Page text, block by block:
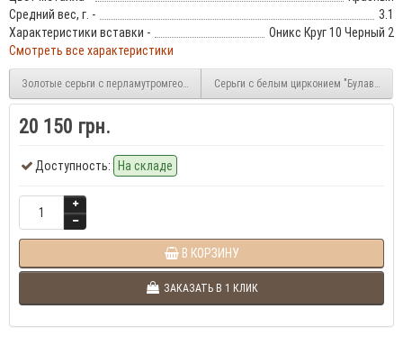
Средний вес, г. -
3.1
Характеристики вставки -
Оникс Круг 10 Черный 2
Смотреть все характеристики
Золотые серьги с перламутромгеометрические 2/1146Cерьги с белым цирконием "Булавка"
20 150 грн.
Доступность: На складе
В КОРЗИНУ
ЗАКАЗАТЬ В 1 КЛИК